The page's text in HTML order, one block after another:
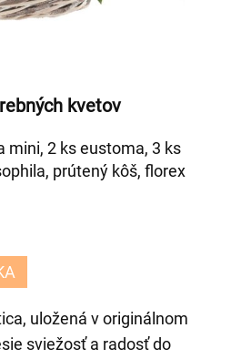
kvetov
mini, 2 ks eustoma, 3 ks
prútený kôš, florex
uložená v originálnom
sviežosť a radosť do